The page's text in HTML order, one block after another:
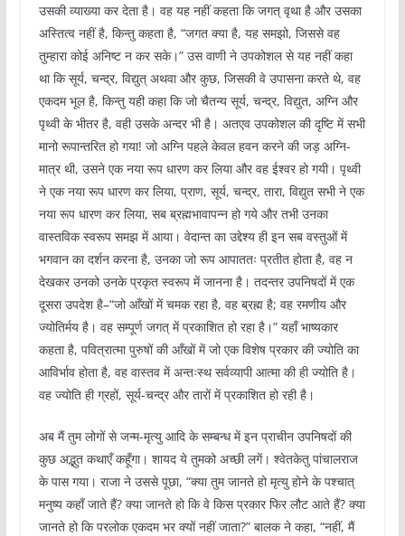
उसकी व्याख्या कर देता है। वह यह नहीं कहता कि जगत् वृथा है और उसका
अस्तित्व नहीं है, किन्तु कहता है, “जगत क्या है, यह समझो, जिससे वह
तुम्हारा कोई अनिष्ट न कर सके।” उस वाणी ने उपकोशल से यह नहीं कहा
था कि सूर्य, चन्द्र, विद्युत् अथवा और कुछ, जिसकी वे उपासना करते थे, वह
एकदम भूल है, किन्तु यही कहा कि जो चैतन्य सूर्य, चन्द्र, विद्युत, अग्नि और
पृथ्वी के भीतर है, वही उसके अन्दर भी है। अतएव उपकोशल की दृष्टि में सभी
मानो रूपान्तरित हो गया! जो अग्नि पहले केवल हवन करने की जड़ अग्नि-
मात्र थी, उसने एक नया रूप धारण कर लिया और वह ईश्वर हो गयी। पृथ्वी
ने एक नया रूप धारण कर लिया, प्राण, सूर्य, चन्द्र, तारा, विद्युत सभी ने एक
नया रूप धारण कर लिया, सब ब्रह्मभावापन्न हो गये और तभी उनका
वास्तविक स्वरूप समझ में आया। वेदान्त का उद्देश्य ही इन सब वस्तुओं में
भगवान का दर्शन करना है, उनका जो रूप आपाततः प्रतीत होता है, वह न
देखकर उनको उनके प्रकृत स्वरूप में जानना है। तदन्तर उपनिषदों में एक
दूसरा उपदेश है–“जो आँखों में चमक रहा है, वह ब्रह्म है; वह रमणीय और
ज्योतिर्मय है। वह सम्पूर्ण जगत् में प्रकाशित हो रहा है।” यहाँ भाष्यकार
कहता है, पवित्रात्मा पुरुषों की आँखों में जो एक विशेष प्रकार की ज्योति का
आविर्भाव होता है, वह वास्तव में अन्तःस्थ सर्वव्यापी आत्मा की ही ज्योति है।
वह ज्योति ही ग्रहों, सूर्य-चन्द्र और तारों में प्रकाशित हो रही है।
अब मैं तुम लोगों से जन्म-मृत्यु आदि के सम्बन्ध में इन प्राचीन उपनिषदों की
कुछ अद्भुत कथाएँ कहूँगा। शायद ये तुमको अच्छी लगें। श्वेतकेतु पांचालराज
के पास गया। राजा ने उससे पूछा, “क्या तुम जानते हो मृत्यु होने के पश्चात्
मनुष्य कहाँ जाते हैं? क्या जानते हो कि वे किस प्रकार फिर लौट आते हैं? क्या
जानते हो कि परलोक एकदम भर क्यों नहीं जाता?” बालक ने कहा, “नहीं, मैं